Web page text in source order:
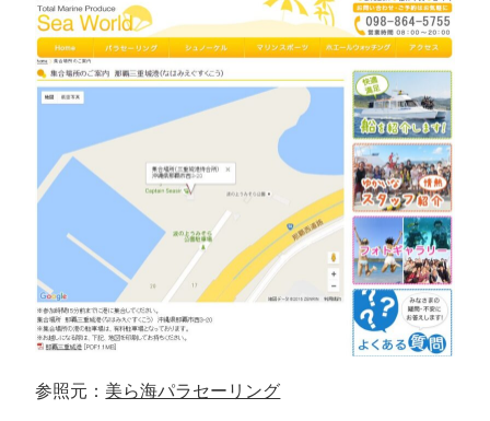
参照元： 美ら海パラセーリング